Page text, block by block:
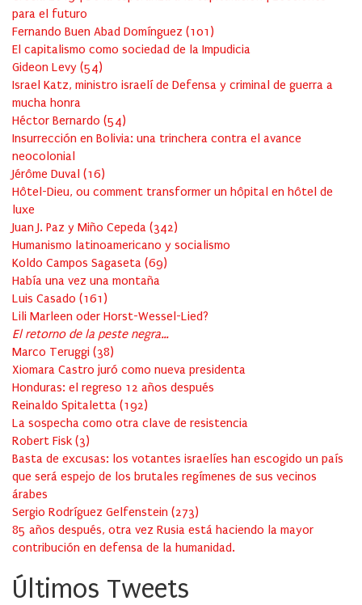
para el futuro
Fernando Buen Abad Domínguez (101 )
El capitalismo como sociedad de la Impudicia
Gideon Levy (54)
Israel Katz, ministro israelí de Defensa y criminal de guerra a
mucha honra
Héctor Bernardo (54)
Insurrección en Bolivia: una trinchera contra el avance
neocolonial
Jérôme Duval (16)
Hôtel-Dieu, ou comment transformer un hôpital en hôtel de
luxe
Juan J. Paz y Miño Cepeda (342)
Humanismo latinoamericano y socialismo
Koldo Campos Sagaseta (69)
Había una vez una montaña
Luis Casado (161 )
Lili Marleen oder Horst-Wessel-Lied?
El retorno de la peste negra…
Marco Teruggi (38)
Xiomara Castro juró como nueva presidenta
Honduras: el regreso 12 años después
Reinaldo Spitaletta (192)
La sospecha como otra clave de resistencia
Robert Fisk (3)
Basta de excusas: los votantes israelíes han escogido un país
que será espejo de los brutales regímenes de sus vecinos
árabes
Sergio Rodríguez Gelfenstein (273)
85 años después, otra vez Rusia está haciendo la mayor
contribución en defensa de la humanidad.
Últimos Tweets